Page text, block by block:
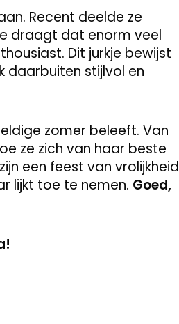
Recent deelde ze
draagt dat enorm veel
Dit jurkje bewijst
daarbuiten stijlvol en
zomer beleeft. Van
ze zich van haar beste
een feest van vrolijkheid
lijkt toe te nemen. Goed,